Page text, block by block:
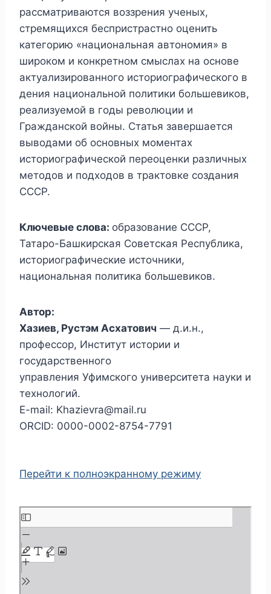
рассматриваются воззрения ученых,
стремящихся беспристрастно оценить
категорию «национальная автономия» в
широком и конкретном смыслах на основе
актуализированного историографического в
дения национальной политики большевиков,
реализуемой в годы революции и
Гражданской войны. Статья завершается
выводами об основных моментах
историографической переоценки различных
методов и подходов в трактовке создания
СССР.
Ключевые слова: образование СССР,
Татаро-Башкирская Советская Республика,
историографические источники,
национальная политика большевиков.
Автор:
Хазиев, Рустэм Асхатович — д.и.н.,
профессор, Институт истории и
государственного
управления Уфимского университета науки и
технологий.
E-mail: Khazievra@mail.ru
ORCID: 0000-0002-8754-7791
Перейти к полноэкранному режиму
П
е
р
е
й